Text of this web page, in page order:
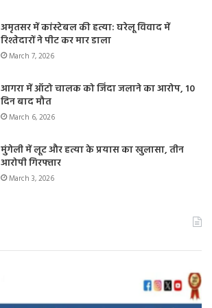
अमृतसर में कांस्टेबल की हत्या: घरेलू विवाद में
रिश्तेदारों ने पीट कर मार डाला
March 7, 2026
आगरा में ऑटो चालक को जिंदा जलाने का आरोप, 10
दिन बाद मौत
March 6, 2026
मुंगेली में लूट और हत्या के प्रयास का खुलासा, तीन
आरोपी गिरफ्तार
March 3, 2026